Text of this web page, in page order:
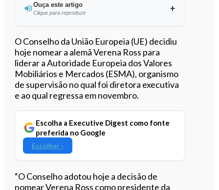
Ouça este artigo
Clique para reproduzir
Ouvir este artigo
O Conselho da União Europeia (UE) decidiu
hoje nomear a alemã Verena Ross para
liderar a Autoridade Europeia dos Valores
Mobiliários e Mercados (ESMA), organismo
de supervisão no qual foi diretora executiva
e ao qual regressa em novembro.
Escolha a Executive Digest como fonte
preferida no Google
Escolher ›
“O Conselho adotou hoje a decisão de
nomear Verena Ross como presidente da